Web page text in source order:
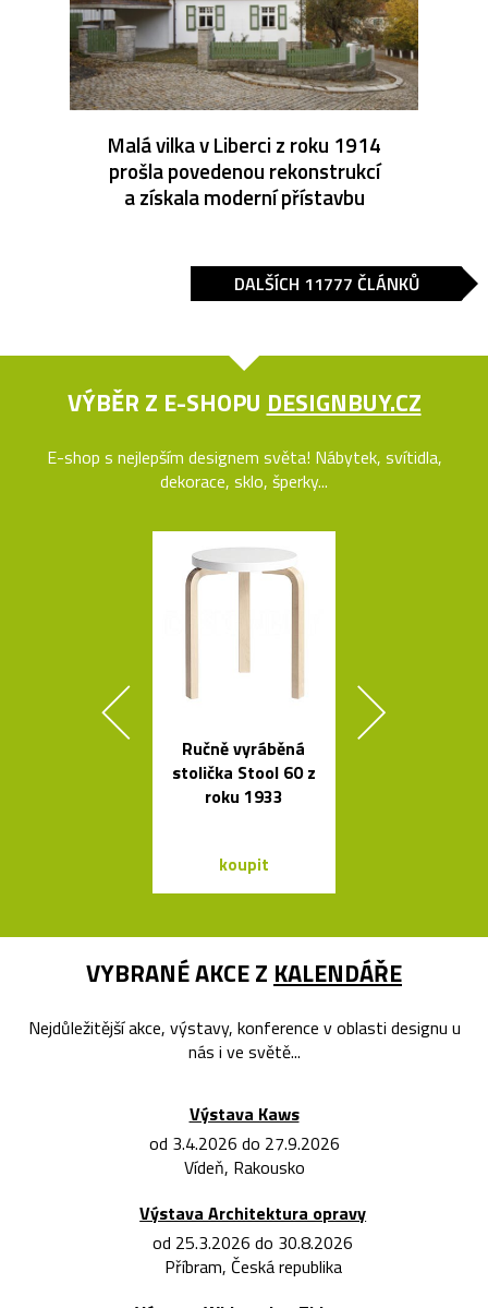
Malá vilka v Liberci z roku 1914
prošla povedenou rekonstrukcí
a získala moderní přístavbu
DALŠÍCH 11777 ČLÁNKŮ
VÝBĚR Z E-SHOPU DESIGNBUY.CZ
E-shop s nejlepším designem světa! Nábytek, svítidla,
dekorace, sklo, šperky...
Ručně vyráběná
stolička Stool 60 z
roku 1933
koupit
VYBRANÉ AKCE Z KALENDÁŘE
Nejdůležitější akce, výstavy, konference v oblasti designu u
nás i ve světě...
Výstava Kaws
od 3.4.2026 do 27.9.2026
Vídeň, Rakousko
Výstava Architektura opravy
od 25.3.2026 do 30.8.2026
Příbram, Česká republika